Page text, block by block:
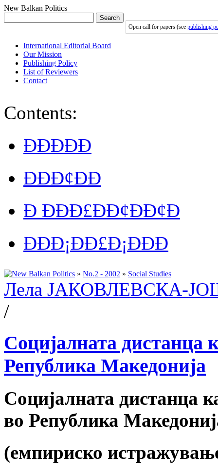
New Balkan Politics
Search
Open call for papers (see publishing
International Editorial Board
Our Mission
Publishing Policy
List of Reviewers
Contact
Contents:
ÐÐÐÐÐ
ÐÐÐ¢ÐÐ
Ð ÐÐÐ£ÐÐ¢ÐÐ¢Ð
ÐÐÐ¡ÐÐ£Ð¡ÐÐÐ
» No.2 - 2002 » Social Studies
Лела ЈАКОВЛЕВСКА-
/
Социјалната дистанца
Република Македонија
Социјалната дистанца
во Република
(емпириско